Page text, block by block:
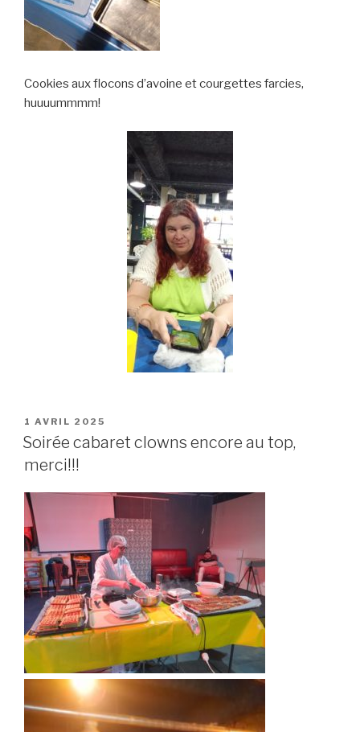
Cookies aux flocons d’avoine et courgettes farcies,
huuuummmm!
PUBLIÉ
LE
1 AVRIL 2025
Soirée cabaret clowns encore au top,
merci!!!